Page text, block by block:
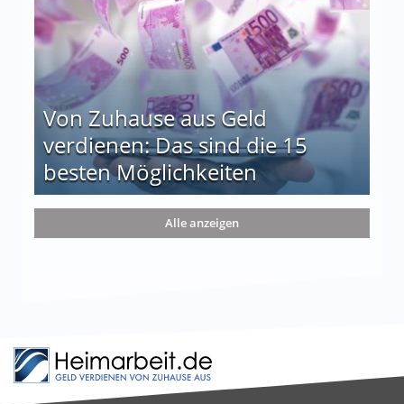
Von Zuhause aus Geld
verdienen: Das sind die 15
besten Möglichkeiten
die 15 besten Möglichkeiten
Alle anzeigen